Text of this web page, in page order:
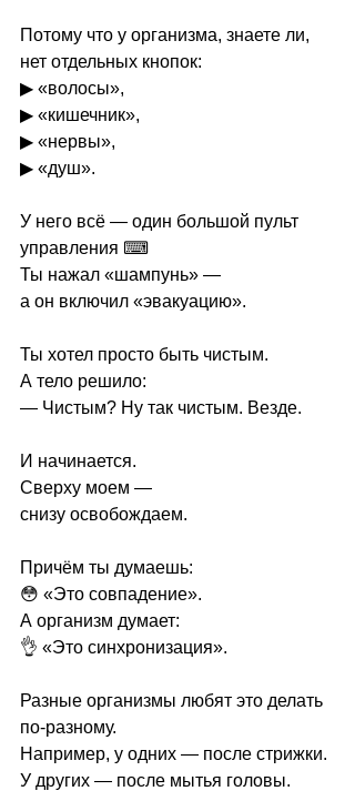
Потому что у организма, знаете ли,
нет отдельных кнопок:
▶ «волосы»,
▶ «кишечник»,
▶ «нервы»,
▶ «душ».
У него всё — один большой пульт
управления ⌨
Ты нажал «шампунь» —
а он включил «эвакуацию».
Ты хотел просто быть чистым.
А тело решило:
— Чистым? Ну так чистым. Везде.
И начинается.
Сверху моем —
снизу освобождаем.
Причём ты думаешь:
😳 «Это совпадение».
А организм думает:
👌 «Это синхронизация».
Разные организмы любят это делать
по-разному.
Например, у одних — после стрижки.
У других — после мытья головы.